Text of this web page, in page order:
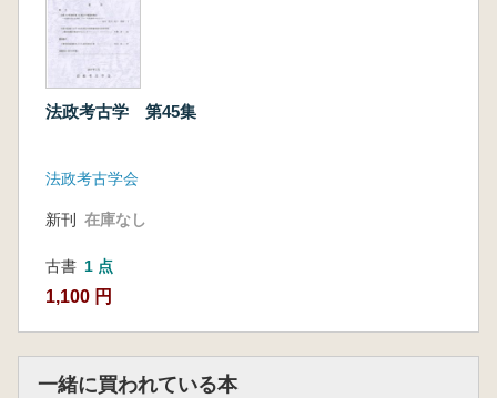
法政考古学 第45集
法政考古学会
新刊 在庫なし
古書 1 点
1,100 円
一緒に買われている本